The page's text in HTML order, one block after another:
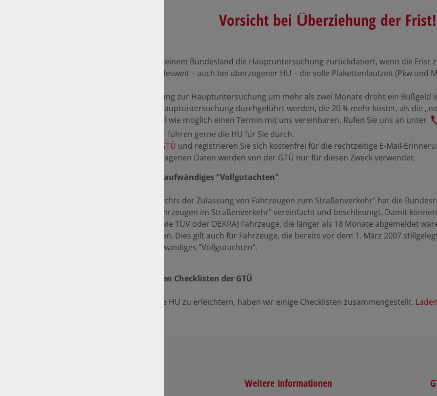
Vorsicht bei Überziehung der Frist!
Seit dem 1. Juli 2012 wird in keinem Bundesland die Hauptuntersuchung zurückdatiert, wenn die
erhalten die Fahrzeuge bundesweit – auch bei überzogener HU – die volle Plakettenlaufzeit (Pkw und
Bei Überziehen der Vorführung zur Hauptuntersuchung um mehr als zwei Monate droht ein Bußgeld
hinaus muss eine vertiefte Hauptuntersuchung durchgeführt werden, die 20 % mehr kostet, als die
sollten Sie deshalb so schnell wie möglich einen Termin mit uns vereinbaren. Rufen Sie uns an unter
oder kommen sie vorbei. Wir führen gerne die HU für Sie durch.
Service der GTÜ und registrieren Sie sich kostenfrei für die rechtzeitige E-Mail-
Fahrzeuges. Die dort eingetragenen Daten werden von der GTÜ nur für diesen Zweck verwendet.
Nachweis einer HU ersetzt aufwändiges "Vollgutachten"
Mit der "Neuordnung des Rechts der Zulassung von Fahrzeugen zum Straßenverkehr" hat die
Zulassungsverfahren von Fahrzeugen im Straßenverkehr" vereinfacht und beschleunigt. Damit
(neben Prüforganisationen wie TÜV oder DEKRA) Fahrzeuge, die länger als 18 Monate abgemeldet
gemäß § 29 StVZO (HU) prüfen. Dies gilt auch für Fahrzeuge, die bereits vor dem 1. März 2007
Wiederzulassung - ohne aufwändiges "Vollgutachten".
Sicher durch die HU - mit den Checklisten der GTÜ
Um Ihnen den Weg durch die HU zu erleichtern, haben wir einige Checklisten zusammengestellt.
Weitere Informationen